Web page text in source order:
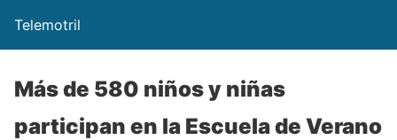
Telemotril
Más de 580 niños y niñas
participan en la Escuela de Verano